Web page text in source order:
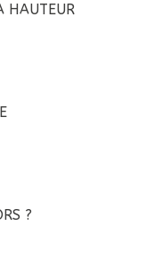
HAUTEUR
?